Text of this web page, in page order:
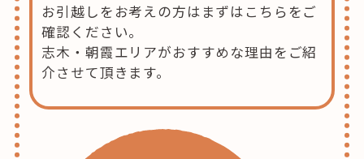
お引越しをお考えの方はまずはこちらをご
確認ください。
志木・朝霞エリアがおすすめな理由をご紹
介させて頂きます。